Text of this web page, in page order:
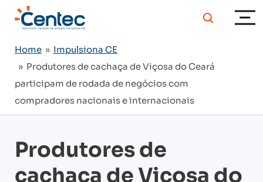
Home » Impulsiona CE
» Produtores de cachaça de Viçosa do Ceará
participam de rodada de negócios com
compradores nacionais e internacionais
Produtores de
cachaça de Viçosa do